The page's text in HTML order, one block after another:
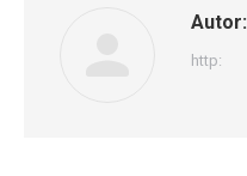
Autor:
http: